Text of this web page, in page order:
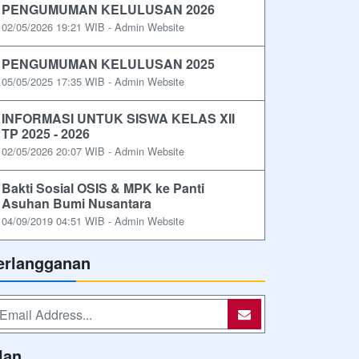
PENGUMUMAN KELULUSAN 2026
02/05/2026 19:21 WIB - Admin Website
PENGUMUMAN KELULUSAN 2025
05/05/2025 17:35 WIB - Admin Website
INFORMASI UNTUK SISWA KELAS XII
TP 2025 - 2026
02/05/2026 20:07 WIB - Admin Website
Bakti Sosial OSIS & MPK ke Panti
Asuhan Bumi Nusantara
04/09/2019 04:51 WIB - Admin Website